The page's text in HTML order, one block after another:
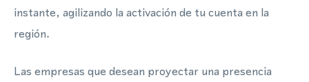
instante, agilizando la activación de tu cuenta en la
región.
Las empresas que desean proyectar una presencia